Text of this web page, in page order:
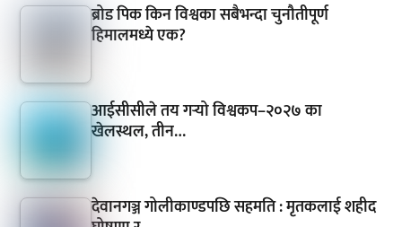
ब्रोड पिक किन विश्वका सबैभन्दा चुनौतीपूर्ण
हिमालमध्ये एक?
आईसीसीले तय गर्‍यो विश्वकप–२०२७ का
खेलस्थल, तीन…
देवानगञ्ज गोलीकाण्डपछि सहमति : मृतकलाई शहीद